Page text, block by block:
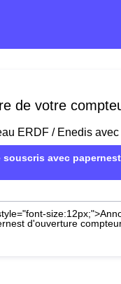
de votre
ERDF / Enedis
souscris avec papernest
d'ouverture